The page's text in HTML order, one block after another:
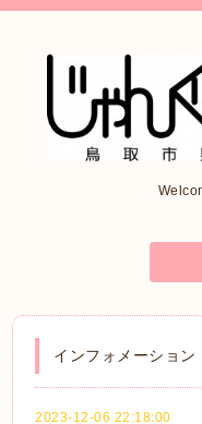
インフォメーション
2023-12-06 22:18:00